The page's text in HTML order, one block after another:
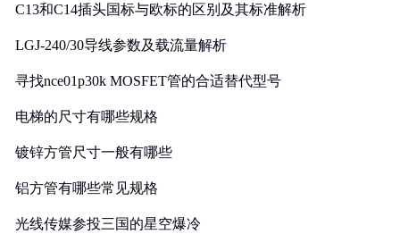
C13和C14插头国标与欧标的区别及其标准解析
LGJ-240/30导线参数及载流量解析
寻找nce01p30k MOSFET管的合适替代型号
电梯的尺寸有哪些规格
镀锌方管尺寸一般有哪些
铝方管有哪些常见规格
光线传媒参投三国的星空爆冷